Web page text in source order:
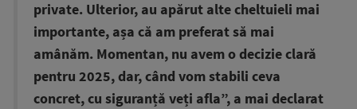
private. Ulterior, au apărut alte cheltuieli mai
importante, așa că am preferat să mai
amânăm. Momentan, nu avem o decizie clară
pentru 2025, dar, când vom stabili ceva
concret, cu siguranță veți afla”, a mai declarat